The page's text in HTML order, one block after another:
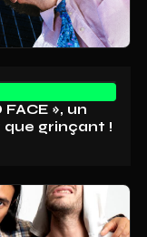
FACE », un
que grinçant !